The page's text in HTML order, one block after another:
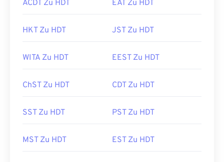
ACDT Zu HDT EAT Zu HDT
HKT Zu HDT JST Zu HDT
WITA Zu HDT EEST Zu HDT
ChST Zu HDT CDT Zu HDT
SST Zu HDT PST Zu HDT
MST Zu HDT EST Zu HDT